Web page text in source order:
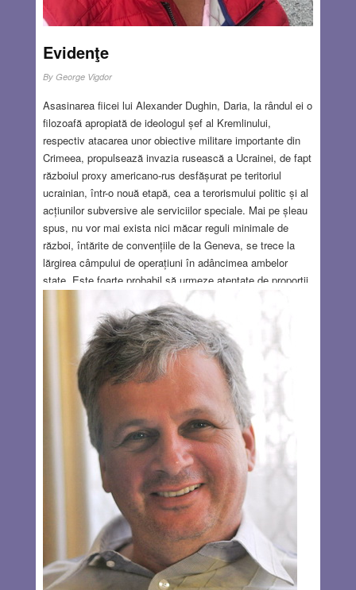
Evidenţe
By George Vigdor
Asasinarea fiicei lui Alexander Dughin, Daria, la rândul ei o
filozoafă apropiată de ideologul șef al Kremlinului,
respectiv atacarea unor obiective militare importante din
Crimeea, propulsează invazia rusească a Ucrainei, de fapt
războiul proxy americano-rus desfășurat pe teritoriul
ucrainian, într-o nouă etapă, cea a terorismului politic și al
acțiunilor subversive ale serviciilor speciale. Mai pe șleau
spus, nu vor mai exista nici măcar reguli minimale de
război, întărite de convențiile de la Geneva, se trece la
lărgirea câmpului de operațiuni în adâncimea ambelor
state. Este foarte probabil să urmeze atentate de proporții
la Moscova, Kiev și alte mari centre urbane din Ucraina și
Rusia. Din nefericire, marșul omenirii spre cataclism
continuă în marș forțat. Recenta declarație a președintelui
Zelenski, potrivit căreia nu vor fi negocieri de pace, până
când ultimul militar rus nu va fi părăsit teritoriul ucrainean,
Crimeea y compris, are evident un caracter hilar, care nu
dă o șansă reală în viitorul mediu, nici măcar unui acord
de încetare a focului. Comandantul suprem de la Kiev
joacă în mod fanatic singurul rol pe care-l cunoaște sau
care probabil i-a fost distribuit de la Washington.
AUG 25, 2022 7 COMMENTS